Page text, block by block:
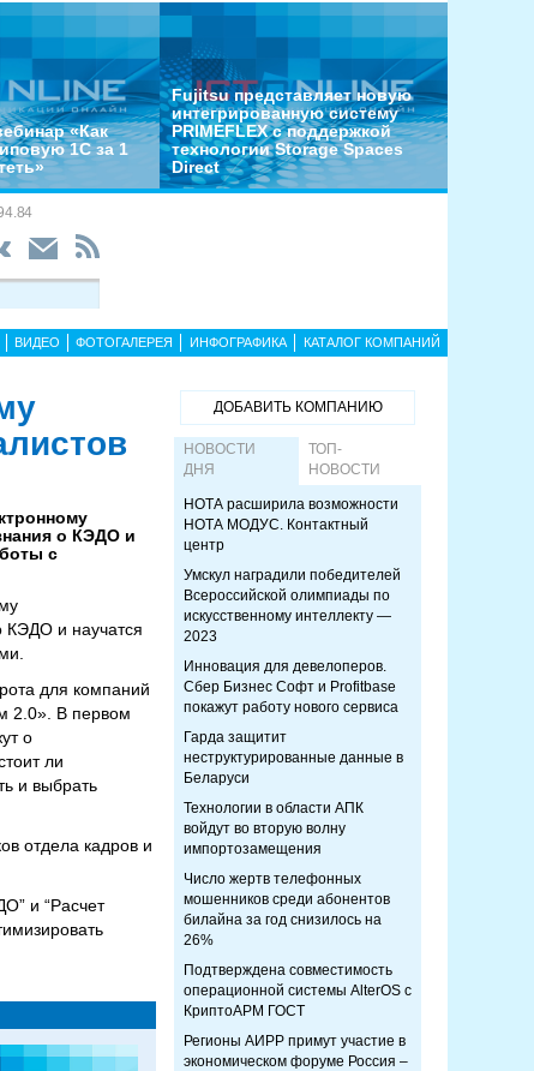
«Как
1С за 1
Fujitsu представляет новую
интегрированную систему
PRIMEFLEX с поддержкой
технологии Storage Spaces
Direct
ВИДЕО ФОТОГАЛЕРЕЯ ИНФОГРАФИКА КАТАЛОГ КОМПАНИЙ
о КЭДО и
с
КЭДО и научатся
для компаний
2.0». В первом
о
ли
и выбрать
отдела кадров и
и “Расчет
ДОБАВИТЬ КОМПАНИЮ
НОВОСТИ
ДНЯ
ТОП-
НОВОСТИ
НОТА расширила возможности
НОТА МОДУС. Контактный
центр
Умскул наградили победителей
Всероссийской олимпиады по
искусственному интеллекту —
2023
Инновация для девелоперов.
Сбер Бизнес Софт и Profitbase
покажут работу нового сервиса
Гарда защитит
неструктурированные данные в
Беларуси
Технологии в области АПК
войдут во вторую волну
импортозамещения
Число жертв телефонных
мошенников среди абонентов
билайна за год снизилось на
26%
Подтверждена совместимость
операционной системы AlterOS с
КриптоАРМ ГОСТ
Регионы АИРР примут участие в
экономическом форуме Россия –